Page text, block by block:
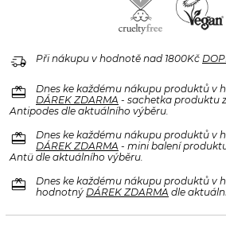
delivery_truck_speed Při nákupu v hodnotě nad 1800Kč
redeem
Dnes ke každému nákupu produktů v
DÁREK ZDARMA - sachetka produktu
Antipodes dle aktuálního výběru.
redeem
Dnes ke každému nákupu produktů v
DÁREK ZDARMA - mini balení
Antü dle aktuálního výběru.
redeem
Dnes ke každému nákupu produktů v
hodnotný DÁREK ZDARMA dle